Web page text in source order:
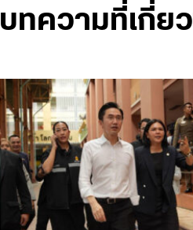
บทความที่เกี่ย